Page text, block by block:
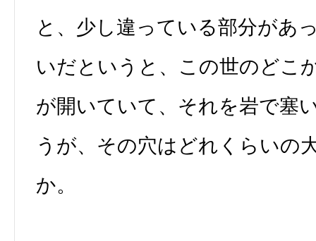
と、少し違っている部分があ
いだというと、この世のどこ
が開いていて、それを岩で塞
うが、その穴はどれくらいの
か。